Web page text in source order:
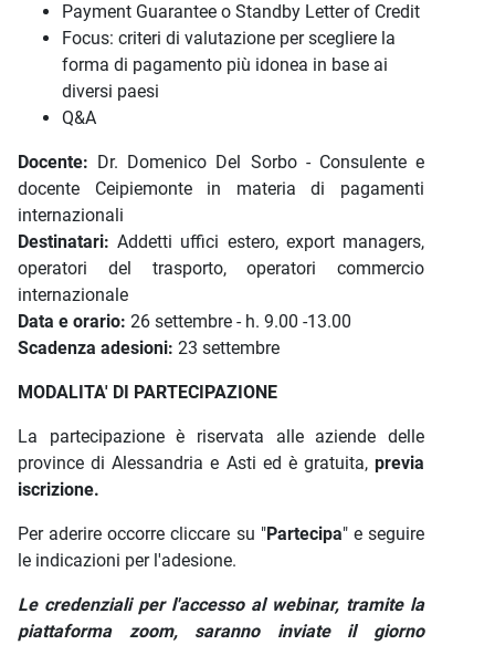
Payment Guarantee o Standby Letter of Credit
Focus: criteri di valutazione per scegliere la
forma di pagamento più idonea in base ai
diversi paesi
Q&A
Docente: Dr. Domenico Del Sorbo - Consulente e
docente Ceipiemonte in materia di pagamenti
internazionali
Destinatari:Addetti uffici estero, export managers,
operatori del trasporto, operatori commercio
internazionale
Data e orario: 26 settembre - h. 9.00 -13.00
Scadenza adesioni: 23 settembre
MODALITA' DI PARTECIPAZIONE
La partecipazione è riservata alle aziende delle
province di Alessandria e Asti ed è gratuita,previa
iscrizione.
Per aderire occorre cliccare su "Partecipa" e seguire
le indicazioni per l'adesione.
Le credenziali per l'accesso al webinar, tramite la
piattaforma zoom, saranno inviate il giorno